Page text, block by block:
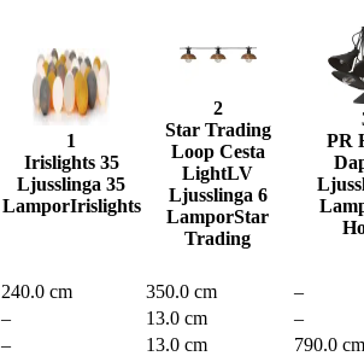
1
Irislights 35
Ljusslinga 35
LamporIrislights
2
Star Trading
Loop Cesta
LightLV
Ljusslinga 6
LamporStar
Trading
PR
240.0 cm 350.0 cm
–
– 13.0 cm
–
– 13.0 cm
790.0 cm